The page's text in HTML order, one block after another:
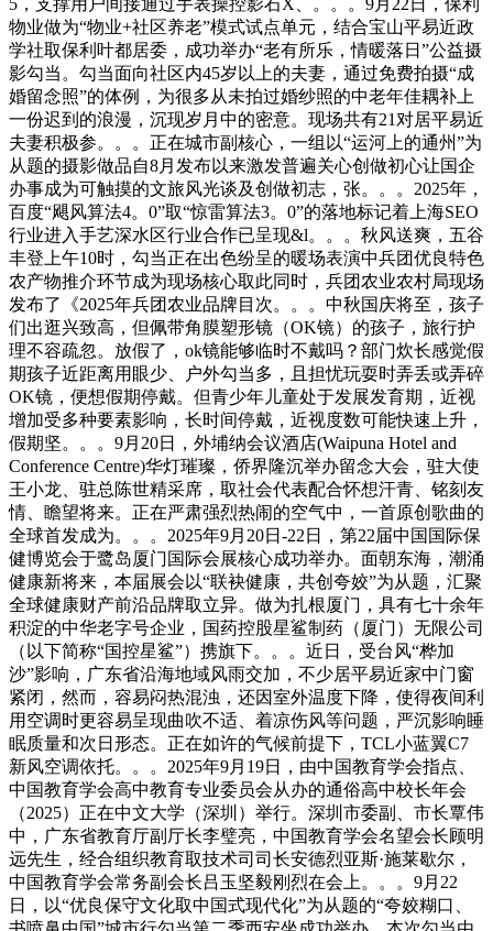
5，支撑用户间接通过手表操控影石X、。。。9月22日，保利
物业做为“物业+社区养老”模式试点单元，结合宝山平易近政
学社取保利叶都居委，成功举办“老有所乐，情暖落日”公益摄
影勾当。勾当面向社区内45岁以上的夫妻，通过免费拍摄“成
婚留念照”的体例，为很多从未拍过婚纱照的中老年佳耦补上
一份迟到的浪漫，沉现岁月中的密意。现场共有21对居平易近
夫妻积极参。。。正在城市副核心，一组以“运河上的通州”为
从题的摄影做品自8月发布以来激发普遍关心创做初心让国企
办事成为可触摸的文旅风光谈及创做初志，张。。。2025年，
百度“飓风算法4。0”取“惊雷算法3。0”的落地标记着上海SEO
行业进入手艺深水区行业合作已呈现&l。。。秋风送爽，五谷
丰登上午10时，勾当正在出色纷呈的暖场表演中兵团优良特色
农产物推介环节成为现场核心取此同时，兵团农业农村局现场
发布了《2025年兵团农业品牌目次。。。中秋国庆将至，孩子
们出逛兴致高，但佩带角膜塑形镜（OK镜）的孩子，旅行护
理不容疏忽。放假了，ok镜能够临时不戴吗？部门炊长感觉假
期孩子近距离用眼少、户外勾当多，且担忧玩耍时弄丢或弄碎
OK镜，便想假期停戴。但青少年儿童处于发展发育期，近视
增加受多种要素影响，长时间停戴，近视度数可能快速上升，
假期坚。。。9月20日，外埔纳会议酒店(Waipuna Hotel and
Conference Centre)华灯璀璨，侨界隆沉举办留念大会，驻大使
王小龙、驻总陈世精采席，取社会代表配合怀想汗青、铭刻友
情、瞻望将来。正在严肃强烈热闹的空气中，一首原创歌曲的
全球首发成为。。。2025年9月20日-22日，第22届中国国际保
健博览会于鹭岛厦门国际会展核心成功举办。面朝东海，潮涌
健康新将来，本届展会以“联袂健康，共创夸姣”为从题，汇聚
全球健康财产前沿品牌取立异。做为扎根厦门，具有七十余年
积淀的中华老字号企业，国药控股星鲨制药（厦门）无限公司
（以下简称“国控星鲨”）携旗下。。。近日，受台风“桦加
沙”影响，广东省沿海地域风雨交加，不少居平易近家中门窗
紧闭，然而，容易闷热混浊，还因室外温度下降，使得夜间利
用空调时更容易呈现曲吹不适、着凉伤风等问题，严沉影响睡
眠质量和次日形态。正在如许的气候前提下，TCL小蓝翼C7
新风空调依托。。。2025年9月19日，由中国教育学会指点、
中国教育学会高中教育专业委员会从办的通俗高中校长年会
（2025）正在中文大学（深圳）举行。深圳市委副、市长覃伟
中，广东省教育厅副厅长李璧亮，中国教育学会名望会长顾明
远先生，经合组织教育取技术司司长安德烈亚斯·施莱歇尔，
中国教育学会常务副会长吕玉坚毅刚烈在会上。。。9月22
日，以“优良保守文化取中国式现代化”为从题的“夸姣糊口、